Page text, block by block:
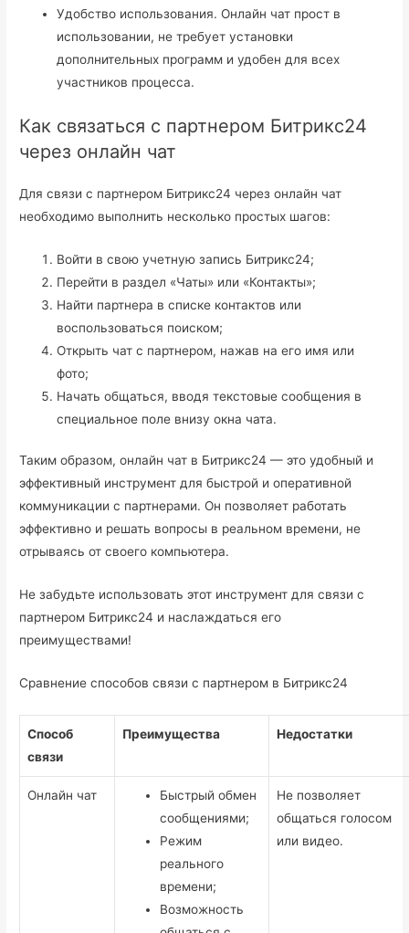
Удобство использования. Онлайн чат прост в
использовании, не требует установки
дополнительных программ и удобен для всех
участников процесса.
Как связаться с партнером Битрикс24
через онлайн чат
Для связи с партнером Битрикс24 через онлайн чат
необходимо выполнить несколько простых шагов:
Войти в свою учетную запись Битрикс24;
Перейти в раздел «Чаты» или «Контакты»;
Найти партнера в списке контактов или
воспользоваться поиском;
Открыть чат с партнером, нажав на его имя или
фото;
Начать общаться, вводя текстовые сообщения в
специальное поле внизу окна чата.
Таким образом, онлайн чат в Битрикс24 — это удобный и
эффективный инструмент для быстрой и оперативной
коммуникации с партнерами. Он позволяет работать
эффективно и решать вопросы в реальном времени, не
отрываясь от своего компьютера.
Не забудьте использовать этот инструмент для связи с
партнером Битрикс24 и наслаждаться его
преимуществами!
Сравнение способов связи с партнером в Битрикс24
Способ
связи
Преимущества Недостатки
Онлайн чат
Быстрый обмен
сообщениями;
Режим
реального
времени;
Возможность
Не позволяет
общаться голосом
или видео.